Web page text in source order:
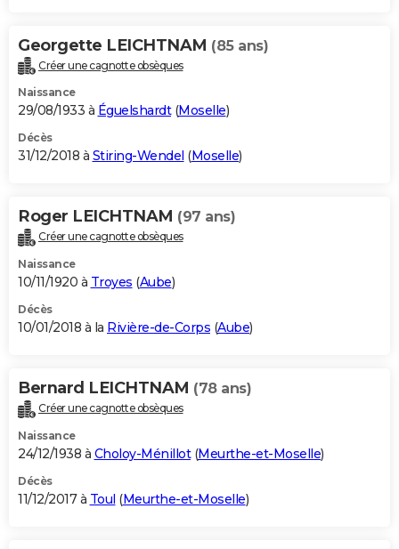
Georgette LEICHTNAM (85 ans)
Créer une cagnotte obsèques
Naissance
29/08/1933 à Éguelshardt(Moselle)
Décès
31/12/2018 à Stiring-Wendel (Moselle)
Roger LEICHTNAM (97 ans)
Créer une cagnotte obsèques
Naissance
10/11/1920 à Troyes (Aube)
Décès
10/01/2018 à la Rivière-de-Corps (Aube)
Bernard LEICHTNAM (78 ans)
Créer une cagnotte obsèques
Naissance
24/12/1938 à Choloy-Ménillot(Meurthe-et-Moselle)
Décès
11/12/2017 à Toul (Meurthe-et-Moselle)